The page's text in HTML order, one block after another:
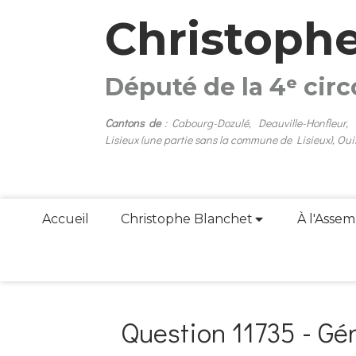
Député de la 4ᵉ
Cantons de : Cabourg-Dozulé, Deauville-
Lisieux (une partie sans la commune de Lisieux),
Accueil Christophe Blanchet À
Question 11735 -